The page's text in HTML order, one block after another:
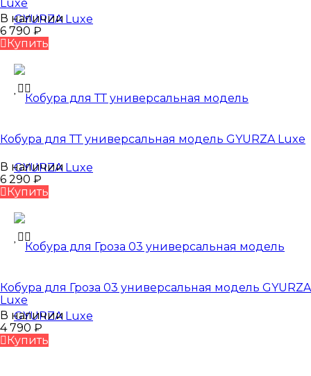
Luxe
В наличии
6 790 ₽
Купить
Кобура для ТТ универсальная модель GYURZA Luxe
В наличии
6 290 ₽
Купить
Кобура для Гроза 03 универсальная модель GYURZA
Luxe
В наличии
4 790 ₽
Купить